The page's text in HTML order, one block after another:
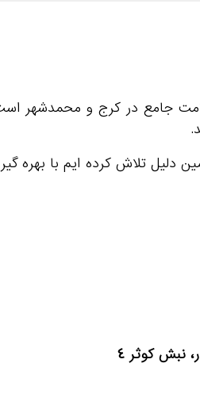
جامع در کرج و محمدشهر
دلیل تلاش کرده ایم با
نبش کوثر 4